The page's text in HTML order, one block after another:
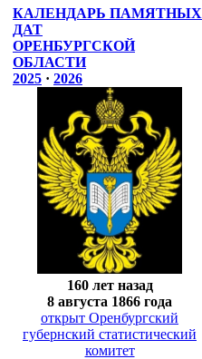
КАЛЕНДАРЬ ПАМЯТНЫХ
ДАТ
ОРЕНБУРГСКОЙ
ОБЛАСТИ
2025 · 2026
160 лет назад
8 августа 1866 года
открыт Оренбургский
губернский статистический
комитет